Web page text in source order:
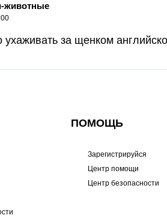
животные
ухаживать за щенком
ПОМОЩЬ
Зарегистрируйся
Центр помощи
Центр безопасности